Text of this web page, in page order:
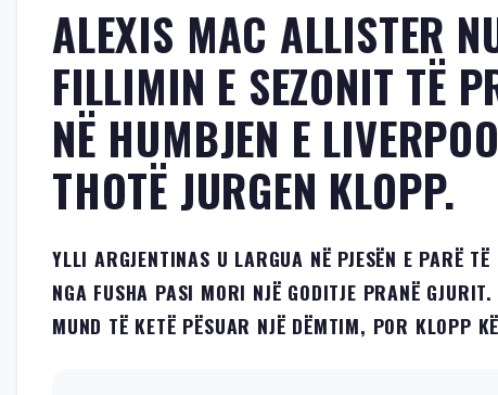
ALEXIS MAC ALLISTER
FILLIMIN E SEZONIT TË
NË HUMBJEN E
THOTË JURGEN KLOPP.
YLLI ARGJENTINAS U LARGUA NË PJESËN E PARË
NGA FUSHA PASI MORI NJË GODITJE PRANË
MUND TË KETË PËSUAR NJË DËMTIM, POR KLOPP